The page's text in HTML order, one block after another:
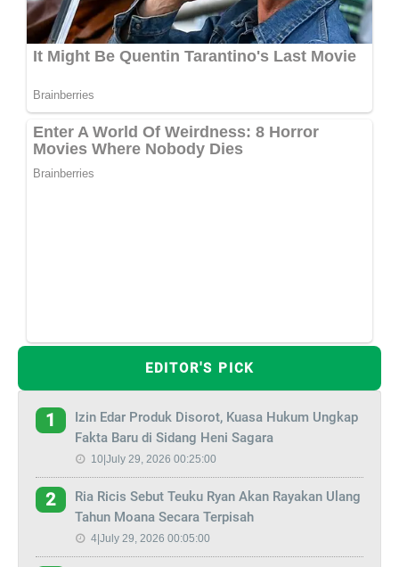
EDITOR'S PICK
1
Izin Edar Produk Disorot, Kuasa Hukum Ungkap
Fakta Baru di Sidang Heni Sagara
10|July 29, 2026 00:25:00
2
Ria Ricis Sebut Teuku Ryan Akan Rayakan Ulang
Tahun Moana Secara Terpisah
4|July 29, 2026 00:05:00